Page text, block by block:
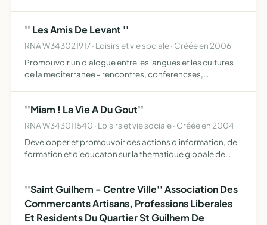
'' Les Amis De Levant ''
RNA W343021917 · Loisirs et vie sociale · Créée en 2006
Promouvoir un dialogue entre les langues et les cultures
de la mediterranee - rencontres, conferencses,
''Miam ! La Vie A Du Gout''
RNA W343011540 · Loisirs et vie sociale · Créée en 2004
Developper et promouvoir des actions d'information, de
formation et d'educaton sur la thematique globale de
''Saint Guilhem - Centre Ville'' Association Des
Commercants Artisans, Professions Liberales
Et Residents Du Quartier St Guilhem De